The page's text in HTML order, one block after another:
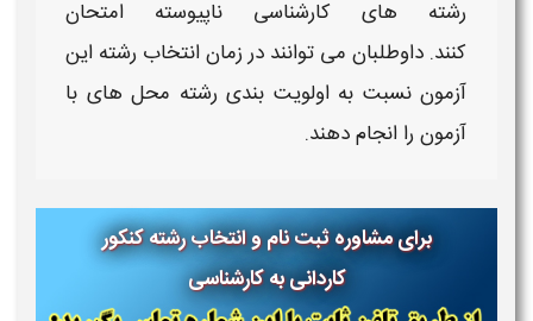
رشته های کارشناسی ناپیوسته امتحان
کنند. داوطلبان می توانند درزمان انتخاب رشته این
آزمون نسبت به اولویت بندی رشته محل های با
آزمون را انجام دهند.
برای مشاوره ثبت نام و انتخاب رشته کنکور
کاردانی به کارشناسی